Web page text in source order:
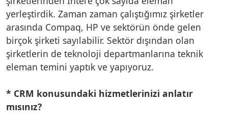
yerleştirdik. Zaman zaman çalıştığımız şirketler
arasında Compaq, HP ve sektörün önde gelen
birçok şirketi sayılabilir. Sektör dışından olan
şirketlerin de teknoloji departmanlarına teknik
eleman temini yaptık ve yapıyoruz.
* CRM konusundaki hizmetlerinizi anlatır
mısınız?